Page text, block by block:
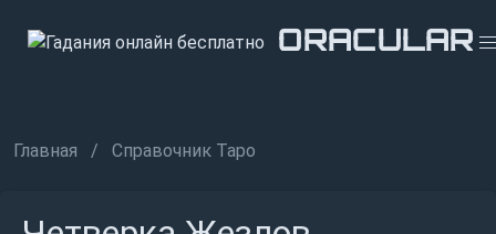
ORACULAR
ORACULAR
ORACULAR
Главная Справочник Таро